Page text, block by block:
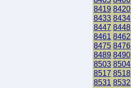
8419 8420
8433 8434
8447 8448
8461 8462
8475 8476
8489 8490
8503 8504
8517 8518
8531 8532